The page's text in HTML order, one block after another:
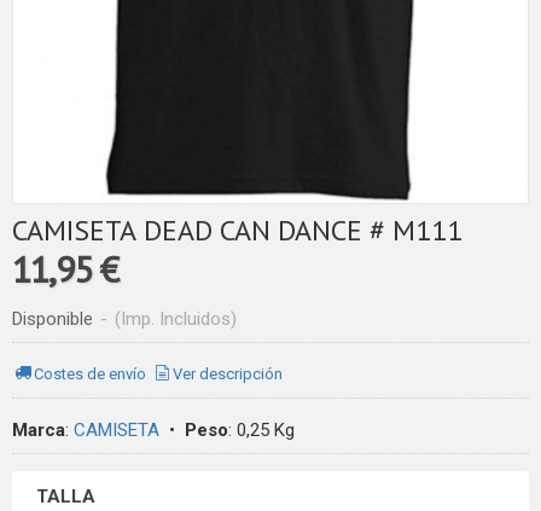
CAMISETA DEAD CAN DANCE # M111
11,95 €
Disponible - (Imp. Incluidos)
Costes de envío Ver descripción
Marca: CAMISETA • Peso: 0,25 Kg
TALLA